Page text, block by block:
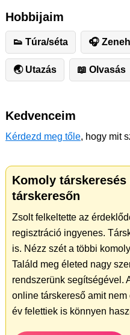
Hobbijaim
👟 Túra/séta 🎧
🌏 Utazás 📖 Olvasás
Kedvenceim
Kérdezd meg tőle, hogy mit
Komoly társkeresés
társkeresőn
Zsolt felkeltette az
regisztráció ingyenes.
is. Nézz szét a többi
Találd meg életed nagy
rendszerünk segítségével.
online társkereső amit
év felettiek is könnyen